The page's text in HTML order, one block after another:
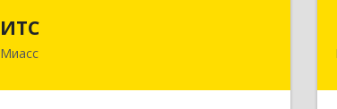
ИТС
Миасс456300, Челябинская обл, Миасс г,